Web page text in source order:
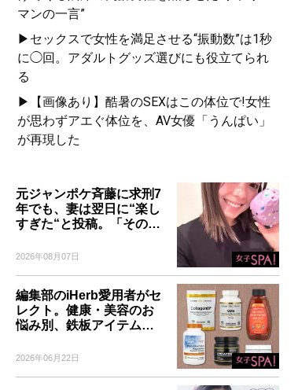
マンの一言”
▶セックスで女性を満足させる“振動数”は1秒
に◯回。アダルトグッズ選びにも役立てられ
る
▶【画像あり】酷暑のSEXはこの体位で!女性
が思わずアエぐ体位を、AV女優「うんぱい」
が再現した
元ジャンポケ斉藤に求刑7
年でも、妻は翌日に“楽し
すぎた“と投稿。「その…
2026年08月07日
編集部のiHerb愛用者がセ
レクト。健康・美容のお
悩み別、鉄板アイテム…
2026年06月22日